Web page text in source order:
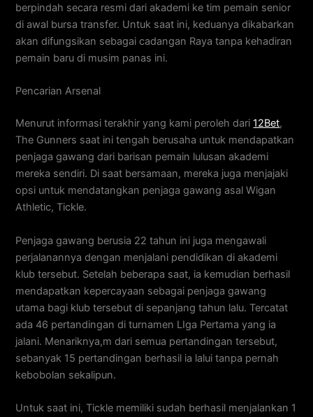
berpindah secara resmi dari akademi ke tim pemain senior
di awal bursa transfer. Untuk saat ini, keduanya dikabarkan
akan difungsikan sebagai cadangan Raya tanpa kehadiran
pemain baru di musim panas ini.
Pencarian Arsenal
Menurut informasi terakhir yang kami peroleh dari12Bet,
The Gunners saat ini tengah berusaha untuk mendapatkan
penjaga gawang dari barisan pemain lulusan akademi
mereka sendiri. Di saat bersamaan, mereka juga menjajaki
opsi untuk mendatangkan penjaga gawang asal Wigan
Athletic, Tickle.
Penjaga gawang berusia 22 tahun ini juga mengawali
perjalanannya dengan menjalani pendidikan di akademi
klub tersebut. Setelah beberapa saat, ia kemudian berhasil
mendapatkan kepercayaan sebagai penjaga gawang
utama bagi klub tersebut di sepanjang tahun lalu. Tercatat
ada 46 pertandingan di turnamen LIga Pertama yang ia
jalani. Menariknya,m dari semua pertandingan tersebut,
sebanyak 15 pertandingan berhasil ia lalui tanpa pernah
kebobolan sekalipun.
Untuk saat ini, Tickle memiliki sudah berhasil menjalankan 1